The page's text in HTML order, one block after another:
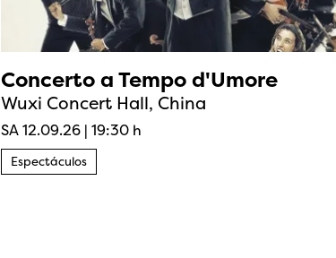
Concerto a Tempo d'Umore
Wuxi Concert Hall, China
SA 12.09.26| 19:30 h
Espectáculos